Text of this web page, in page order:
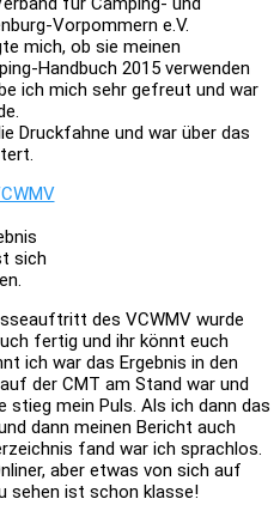
Vorpommern e.V.
mich, ob sie meinen
Handbuch 2015 verwenden
ich mich sehr gefreut und war
Druckfahne und war über das
sich
des VCWMV wurde
fertig und ihr könnt euch
ich war das Ergebnis in den
der CMT am Stand war und
mein Puls. Als ich dann das
dann meinen Bericht auch
fand war ich sprachlos.
aber etwas von sich auf
sehen ist schon klasse!